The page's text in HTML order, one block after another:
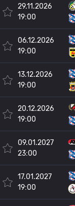
29.11.2026
19:00
06.12.2026
19:00
13.12.2026
19:00
20.12.2026
19:00
09.01.2027
23:00
17.01.2027
19:00